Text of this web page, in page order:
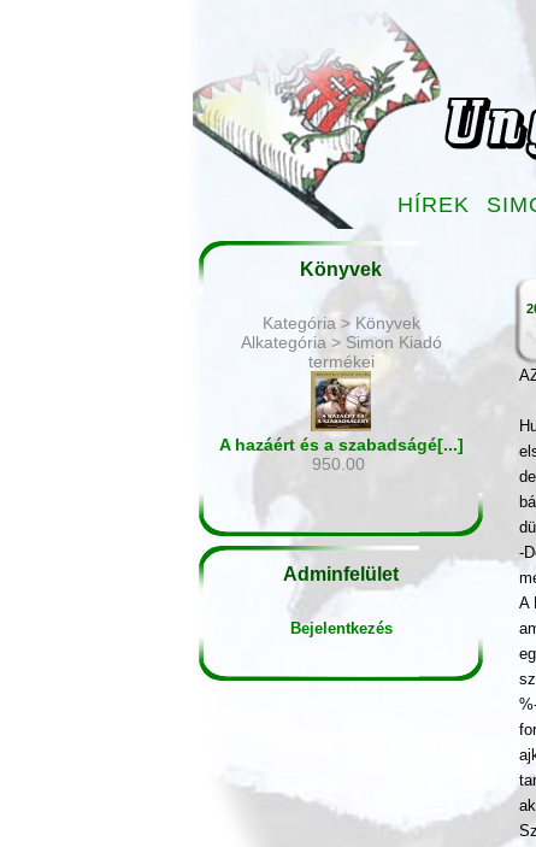
HÍREK
Könyvek
Kategória > Könyvek
Alkategória > Simon Kiadó
termékei
A hazáért és a szabadságé[...]
950.00
Adminfelület
Bejelentkezés
-
A